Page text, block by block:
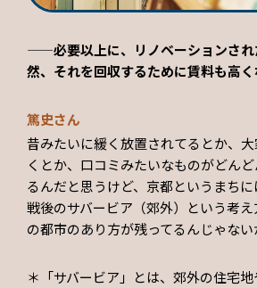
——必要以上に、リノベーションされ
然、それを回収するために賃料も高く
篤史さん
昔みたいに緩く放置されてるとか、
くとか、口コミみたいなものがどん
るんだと思うけど、京都というまち
戦後のサバービア（郊外）という考
の都市のあり方が残ってるんじゃない
＊「サバービア」とは、郊外の住宅